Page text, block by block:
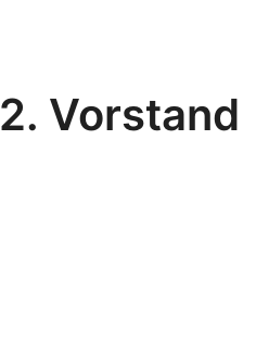
2. Vorstand